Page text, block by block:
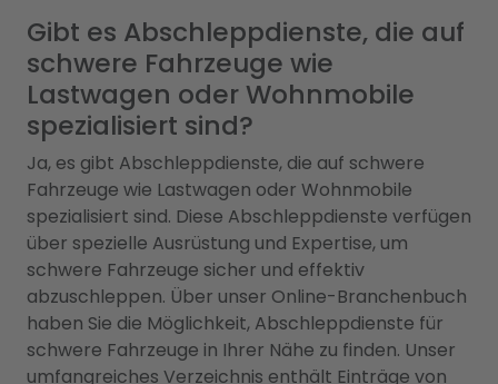
Gibt es Abschleppdienste, die auf
schwere Fahrzeuge wie
Lastwagen oder Wohnmobile
spezialisiert sind?
Ja, es gibt Abschleppdienste, die auf schwere
Fahrzeuge wie Lastwagen oder Wohnmobile
spezialisiert sind. Diese Abschleppdienste verfügen
über spezielle Ausrüstung und Expertise, um
schwere Fahrzeuge sicher und effektiv
abzuschleppen. Über unser Online-Branchenbuch
haben Sie die Möglichkeit, Abschleppdienste für
schwere Fahrzeuge in Ihrer Nähe zu finden. Unser
umfangreiches Verzeichnis enthält Einträge von